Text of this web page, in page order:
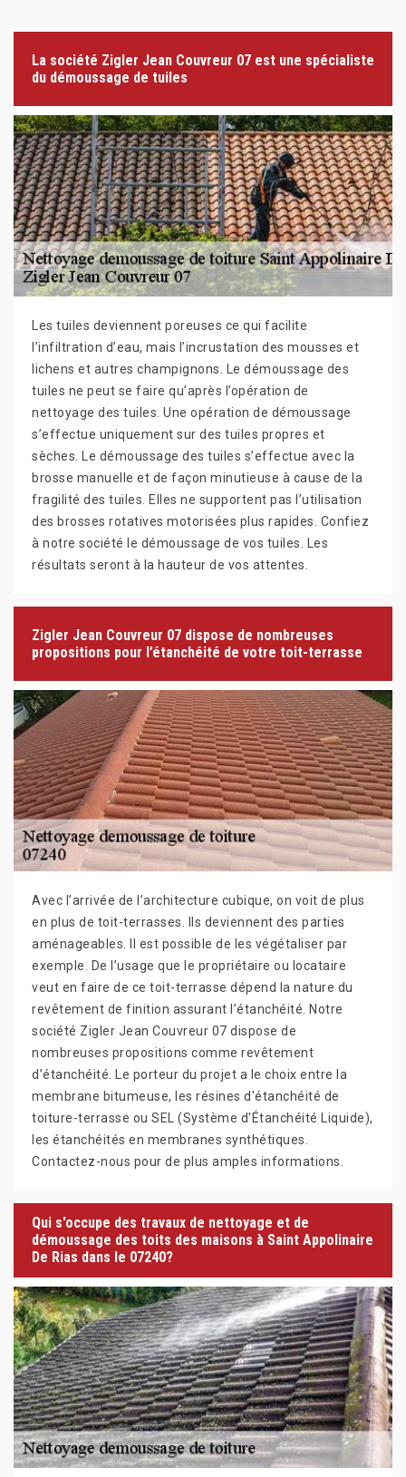
La société Zigler Jean Couvreur 07 est une spécialiste
du démoussage de tuiles
Les tuiles deviennent poreuses ce qui facilite
l’infiltration d’eau, mais l’incrustation des mousses et
lichens et autres champignons. Le démoussage des
tuiles ne peut se faire qu’après l’opération de
nettoyage des tuiles. Une opération de démoussage
s’effectue uniquement sur des tuiles propres et
sèches. Le démoussage des tuiles s’effectue avec la
brosse manuelle et de façon minutieuse à cause de la
fragilité des tuiles. Elles ne supportent pas l’utilisation
des brosses rotatives motorisées plus rapides. Confiez
à notre société le démoussage de vos tuiles. Les
résultats seront à la hauteur de vos attentes.
Zigler Jean Couvreur 07 dispose de nombreuses
propositions pour l’étanchéité de votre toit-terrasse
Avec l’arrivée de l’architecture cubique, on voit de plus
en plus de toit-terrasses. Ils deviennent des parties
aménageables. Il est possible de les végétaliser par
exemple. De l’usage que le propriétaire ou locataire
veut en faire de ce toit-terrasse dépend la nature du
revêtement de finition assurant l’étanchéité. Notre
société Zigler Jean Couvreur 07 dispose de
nombreuses propositions comme revêtement
d’étanchéité. Le porteur du projet a le choix entre la
membrane bitumeuse, les résines d'étanchéité de
toiture-terrasse ou SEL (Système d'Étanchéité Liquide),
les étanchéités en membranes synthétiques.
Contactez-nous pour de plus amples informations.
Qui s'occupe des travaux de nettoyage et de
démoussage des toits des maisons à Saint Appolinaire
De Rias dans le 07240?